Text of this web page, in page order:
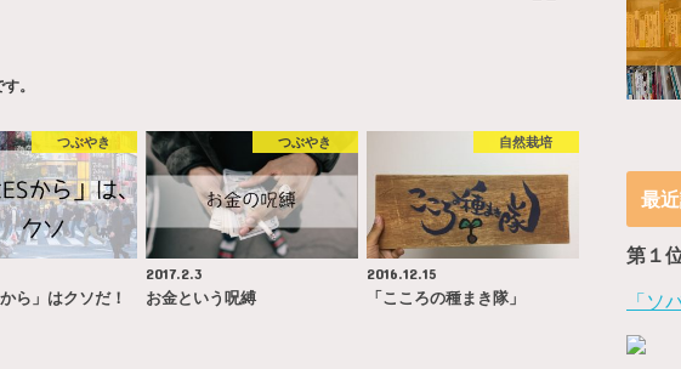
。
つぶやき
ら」はクソだ！
つぶやき
2017.2.3
お金という呪縛
自然栽培
2016.12.15
「こころの種まき隊」
最
第１
「ソ